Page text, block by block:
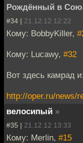
Рождённый в
#34 | 21.12.12 12:22
Кому: BobbyKiller,
Кому: Lucawy, #32
Вот здесь камрад
http://oper.ru/news/
велосипый »
#35 | 21.12.12 13:33
Кому: Merlin, #15